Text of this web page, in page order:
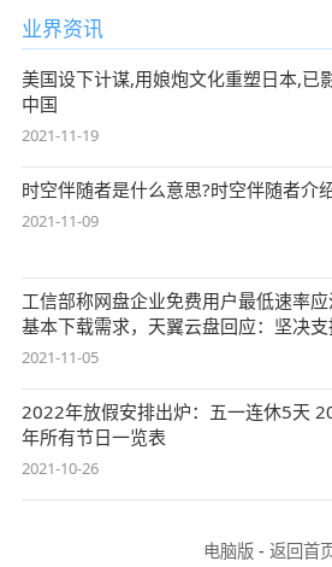
业界资讯
美国设下计谋,用娘炮文化重塑日本,已
中国
2021-11-19
时空伴随者是什么意思?时空伴随者介
2021-11-09
工信部称网盘企业免费用户最低速率应
基本下载需求，天翼云盘回应：坚决支
始终
2021-11-05
2022年放假安排出炉：五一连休5天
年所有节日一览表
2021-10-26
电脑版- 返回首